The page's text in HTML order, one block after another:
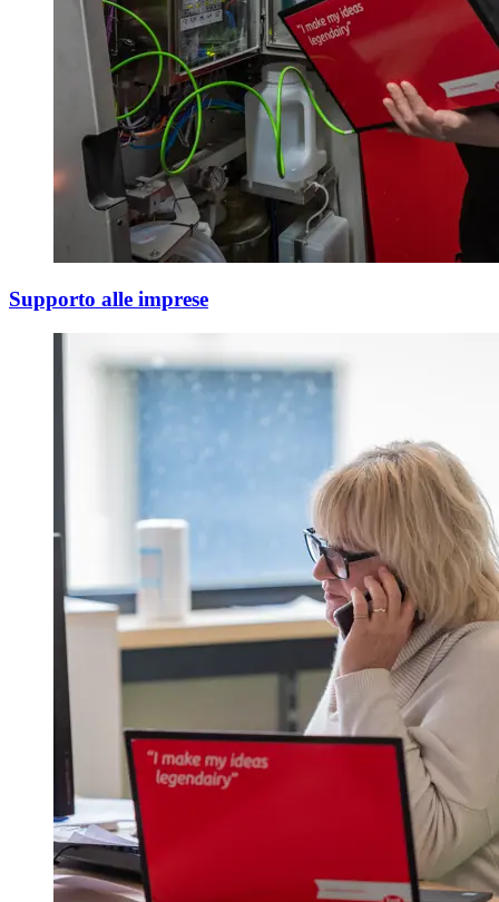
Supporto alle imprese